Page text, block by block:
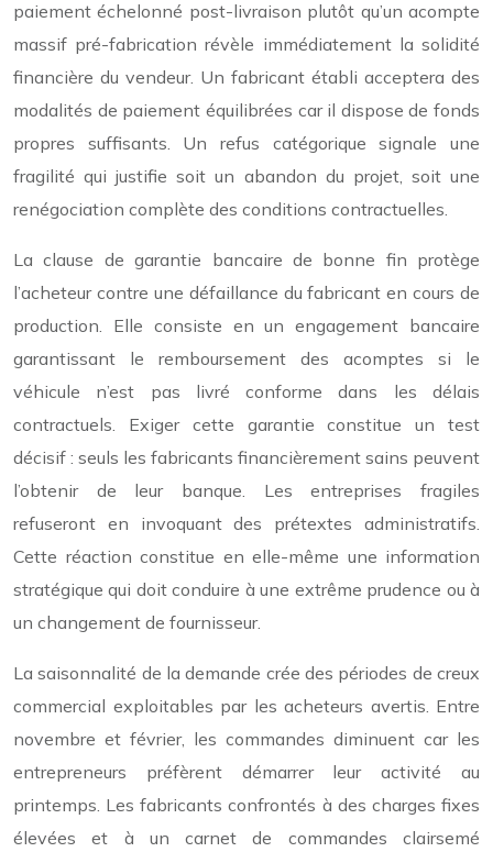
paiement échelonné post-livraison plutôt qu’un acompte
massif pré-fabrication révèle immédiatement la solidité
financière du vendeur. Un fabricant établi acceptera des
modalités de paiement équilibrées car il dispose de fonds
propres suffisants. Un refus catégorique signale une
fragilité qui justifie soit un abandon du projet, soit une
renégociation complète des conditions contractuelles.
La clause de garantie bancaire de bonne fin protège
l’acheteur contre une défaillance du fabricant en cours de
production. Elle consiste en un engagement bancaire
garantissant le remboursement des acomptes si le
véhicule n’est pas livré conforme dans les délais
contractuels. Exiger cette garantie constitue un test
décisif : seuls les fabricants financièrement sains peuvent
l’obtenir de leur banque. Les entreprises fragiles
refuseront en invoquant des prétextes administratifs.
Cette réaction constitue en elle-même une information
stratégique qui doit conduire à une extrême prudence ou à
un changement de fournisseur.
La saisonnalité de la demande crée des périodes de creux
commercial exploitables par les acheteurs avertis. Entre
novembre et février, les commandes diminuent car les
entrepreneurs préfèrent démarrer leur activité au
printemps. Les fabricants confrontés à des charges fixes
élevées et à un carnet de commandes clairsemé